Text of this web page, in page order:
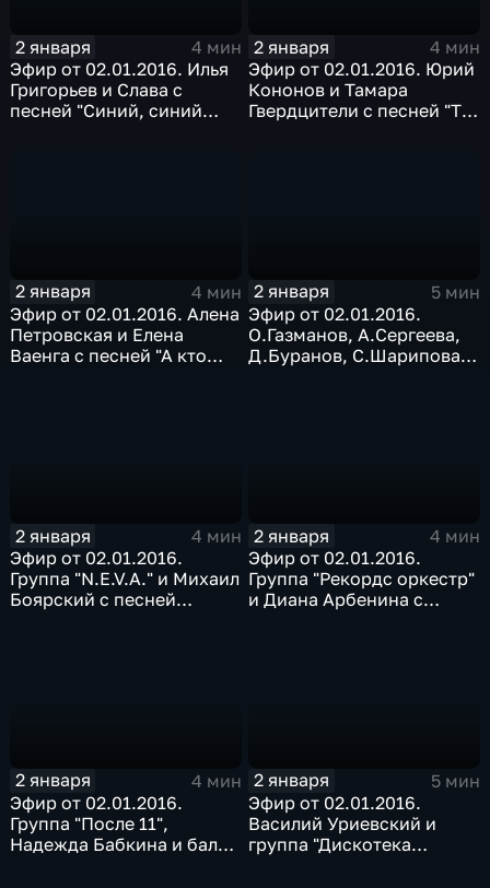
2 января
4 мин
Эфир от 02.01.2016. Илья
Григорьев и Слава с
песней "Синий, синий
2 января
4 мин
Эфир от 02.01.2016. Юрий
Кононов и Тамара
Гвердцители с песней "Ты
2 января
4 мин
Эфир от 02.01.2016. Алена
Петровская и Елена
Ваенга с песней "А кто
2 января
5 мин
Эфир от 02.01.2016.
О.Газманов, А.Сергеева,
Д.Буранов, С.Шарипова,
2 января
4 мин
Эфир от 02.01.2016.
Группа "N.E.V.A." и Михаил
Боярский с песней
2 января
4 мин
Эфир от 02.01.2016.
Группа "Рекордс оркестр"
и Диана Арбенина с
2 января
4 мин
Эфир от 02.01.2016.
Группа "После 11",
Надежда Бабкина и балет
2 января
5 мин
Эфир от 02.01.2016.
Василий Уриевский и
группа "Дискотека